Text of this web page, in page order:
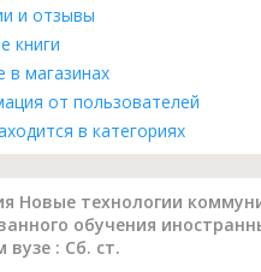
и отзывы
книги
в магазинах
от пользователей
в категориях
Новые технологии
обучения
вузе : Сб. ст.